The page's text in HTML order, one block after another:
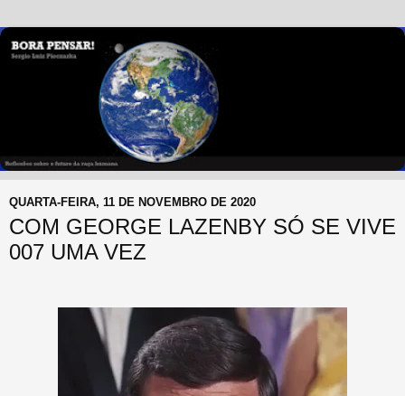
QUARTA-FEIRA, 11 DE NOVEMBRO DE 2020
COM GEORGE LAZENBY SÓ SE VIVE
007 UMA VEZ